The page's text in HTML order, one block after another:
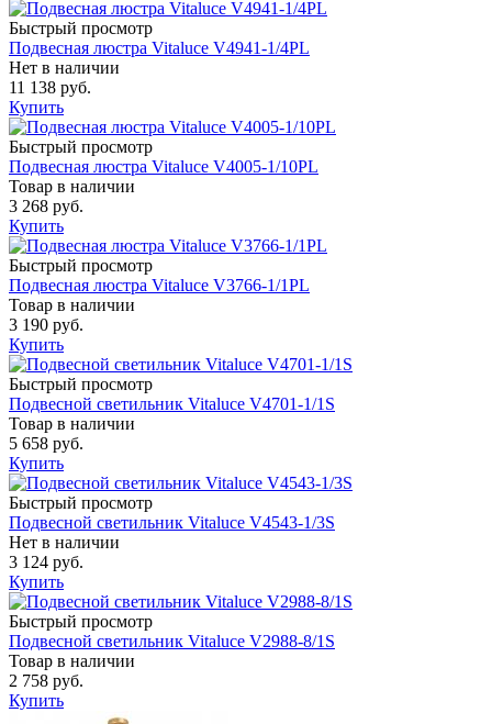
Быстрый просмотр
Подвесная люстра Vitaluce V4941-1/4PL
Нет в наличии
11 138 руб.
Купить
Быстрый просмотр
Подвесная люстра Vitaluce V4005-1/10PL
Товар в наличии
3 268 руб.
Купить
Быстрый просмотр
Подвесная люстра Vitaluce V3766-1/1PL
Товар в наличии
3 190 руб.
Купить
Быстрый просмотр
Подвесной светильник Vitaluce V4701-1/1S
Товар в наличии
5 658 руб.
Купить
Быстрый просмотр
Подвесной светильник Vitaluce V4543-1/3S
Нет в наличии
3 124 руб.
Купить
Быстрый просмотр
Подвесной светильник Vitaluce V2988-8/1S
Товар в наличии
2 758 руб.
Купить